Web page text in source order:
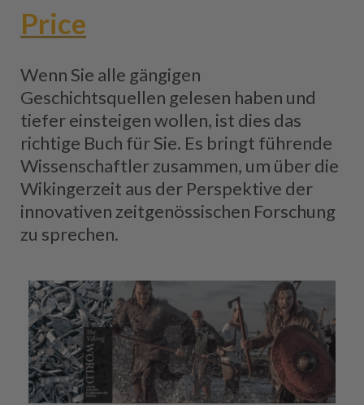
Price
Wenn Sie alle gängigen
Geschichtsquellen gelesen haben und
tiefer einsteigen wollen, ist dies das
richtige Buch für Sie. Es bringt führende
Wissenschaftler zusammen, um über die
Wikingerzeit aus der Perspektive der
innovativen zeitgenössischen Forschung
zu sprechen.